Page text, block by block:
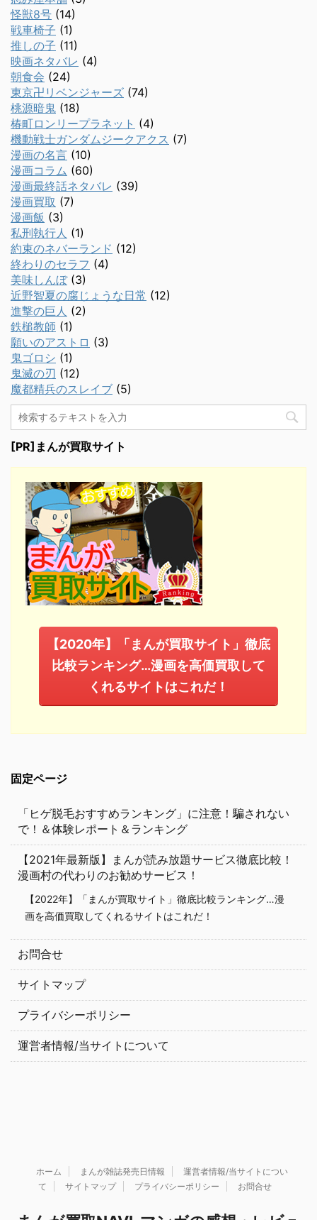
怪獣8号 (14)
戦車椅子 (1)
推しの子 (11)
映画ネタバレ (4)
朝食会 (24)
東京卍リベンジャーズ (74)
桃源暗鬼 (18)
椿町ロンリープラネット (4)
機動戦士ガンダムジークアクス (7)
漫画の名言 (10)
漫画コラム (60)
漫画最終話ネタバレ (39)
漫画買取 (7)
漫画飯 (3)
私刑執行人 (1)
約束のネバーランド (12)
終わりのセラフ (4)
美味しんぼ(3)
近野智夏の腐じょうな日常 (12)
進撃の巨人 (2)
鉄槌教師 (1)
願いのアストロ (3)
鬼ゴロシ (1)
鬼滅の刃 (12)
魔都精兵のスレイブ (5)
[PR]まんが買取サイト
【2020年】「まんが買取サイト」徹底
比較ランキング…漫画を高価買取して
くれるサイトはこれだ！
固定ページ
「ヒゲ脱毛おすすめランキング」に注意！騙されない
で！＆体験レポート＆ランキング
【2021年最新版】まんが読み放題サービス徹底比較！
漫画村の代わりのお勧めサービス！
【2022年】「まんが買取サイト」徹底比較ランキング…漫
画を高価買取してくれるサイトはこれだ！
お問合せ
サイトマップ
プライバシーポリシー
運営者情報/当サイトについて
ホーム まんが雑誌発売日情報
運営者情報/当サイトについ
て
サイトマップ プライバシーポリシー お問合せ